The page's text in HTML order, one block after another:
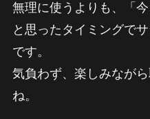
無理に使うよりも、「
と思ったタイミングで
です。
気負わず、楽しみなが
ね。